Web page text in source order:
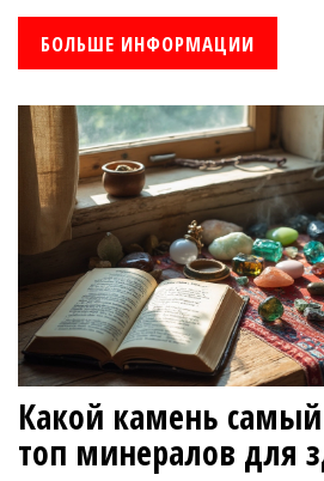
БОЛЬШЕ ИНФОРМАЦИИ
Какой камень
топ минералов для